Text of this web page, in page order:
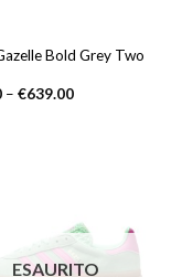
Bold Grey Two
– €639.00
ESAURITO